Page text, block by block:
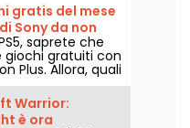
gratis del mese
Sony da non
saprete che
giochi gratuiti con
Plus. Allora, quali
2026?
mese.
Warrior:
è ora